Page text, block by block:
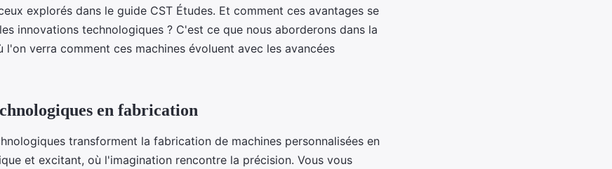
explorés dans le guide CST Études. Et comment ces avantages se
innovations technologiques ? C'est ce que nous aborderons dans la
l'on verra comment ces machines évoluent avec les avancées
en fabrication
transforment la fabrication de machines personnalisées en
et excitant, où l'imagination rencontre la précision. Vous vous